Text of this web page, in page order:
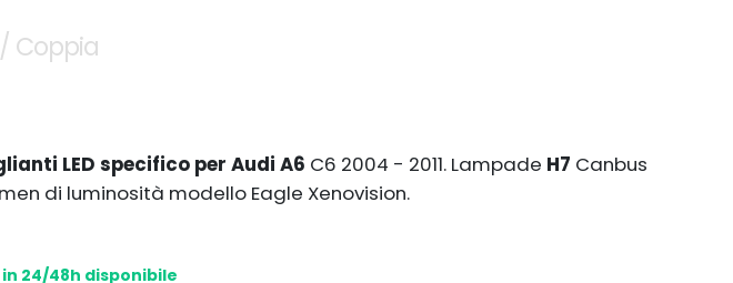
/ Coppia
LED specifico per Audi A6 C6 2004 - 2011. Lampade H7 Canbus
di luminosità modello Eagle Xenovision.
24/48h disponibile